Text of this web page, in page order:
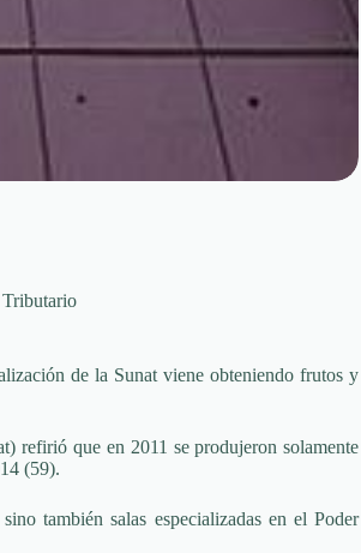
Tributario
de la Sunat viene obteniendo frutos y
refirió que en 2011 se produjeron solamente
(59).
también salas especializadas en el Poder